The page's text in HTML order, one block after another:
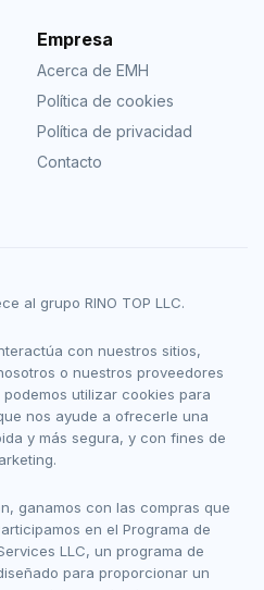
Empresa
Acerca de EMH
Política de cookies
Política de privacidad
Contacto
al grupo RINO TOP LLC.
con nuestros sitios,
o nuestros proveedores
utilizar cookies para
nos ayude a ofrecerle una
y más segura, y con fines de
ganamos con las compras que
en el Programa de
LLC, un programa de
para proporcionar un